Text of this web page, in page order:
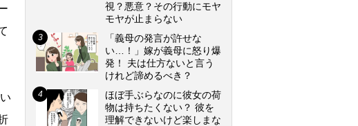
視？悪意？その行動にモヤ
モヤが止まらない
「義母の発言が許せな
い…！」嫁が義母に怒り爆
発！ 夫は仕方ないと言う
けれど諦めるべき？
ほぼ手ぶらなのに彼女の荷
物は持ちたくない？ 彼を
理解できないけど楽しまな